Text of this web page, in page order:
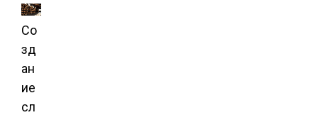
Со
зд
ан
ие
сл